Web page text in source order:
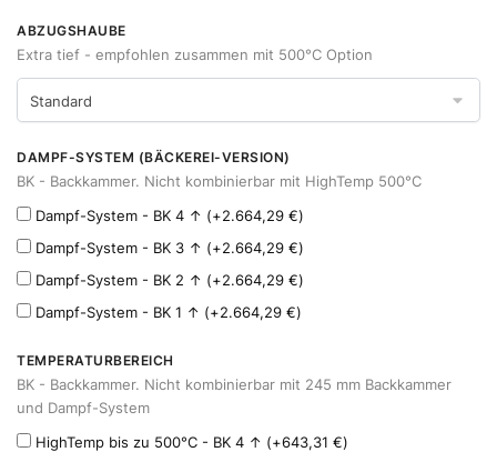
ABZUGSHAUBE
Extra tief - empfohlen zusammen mit 500°C Option
DAMPF-SYSTEM (BÄCKEREI-VERSION)
BK - Backkammer. Nicht kombinierbar mit HighTemp 500°C
Dampf-System - BK 4 ↑ (+2.664,29 €)
Dampf-System - BK 3 ↑ (+2.664,29 €)
Dampf-System - BK 2 ↑ (+2.664,29 €)
Dampf-System - BK 1 ↑ (+2.664,29 €)
TEMPERATURBEREICH
BK - Backkammer. Nicht kombinierbar mit 245 mm Backkammer
und Dampf-System
HighTemp bis zu 500°C - BK 4 ↑ (+643,31 €)